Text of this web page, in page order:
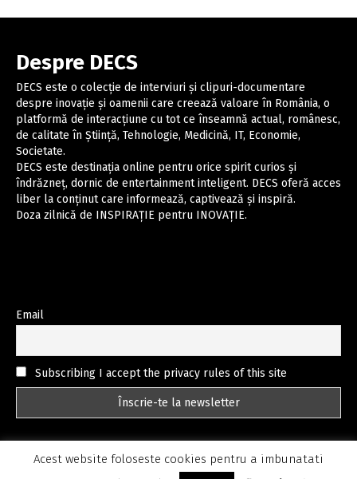
Despre DECS
DECS este o colecție de interviuri și clipuri-documentare
despre inovație și oamenii care creează valoare în România, o
platformă de interacțiune cu tot ce înseamnă actual, românesc,
de calitate în Știință, Tehnologie, Medicină, IT, Economie,
Societate.
DECS este destinația online pentru orice spirit curios și
îndrăzneț, dornic de entertainment inteligent. DECS oferă acces
liber la conținut care informează, captivează și inspiră.
Doza zilnică de INSPIRAȚIE pentru INOVAȚIE.
Email
Subscribing I accept the privacy rules of this site
Acest website foloseste cookies pentru a imbunatati